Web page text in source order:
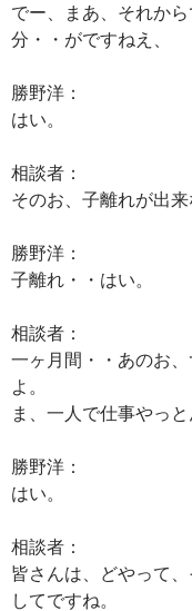
でー、まあ、それか
分・・がですねえ、
勝野洋：
はい。
相談者：
そのお、子離れが出来
勝野洋：
子離れ・・はい。
相談者：
一ヶ月間・・あのお
よ。
ま、一人で仕事やっ
勝野洋：
はい。
相談者：
皆さんは、どやって
してですね。